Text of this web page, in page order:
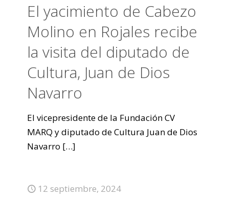
El yacimiento de Cabezo
Molino en Rojales recibe
la visita del diputado de
Cultura, Juan de Dios
Navarro
El vicepresidente de la Fundación CV
MARQ y diputado de Cultura Juan de Dios
Navarro […]
12 septiembre, 2024